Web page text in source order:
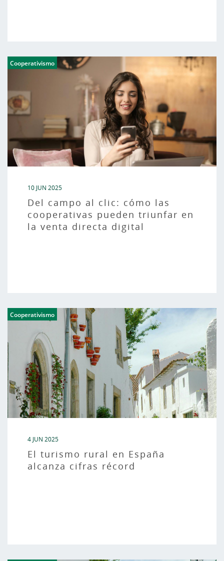
Cooperativismo
10 JUN 2025
Del campo al clic: cómo las
cooperativas pueden triunfar en
la venta directa digital
Cooperativismo
4 JUN 2025
El turismo rural en España
alcanza cifras récord